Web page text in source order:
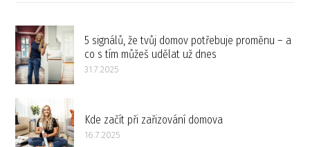
5 signálů, že tvůj domov potřebuje proměnu – a
co s tím můžeš udělat už dnes
31.7.2025
Kde začít při zařizování domova
16.7.2025